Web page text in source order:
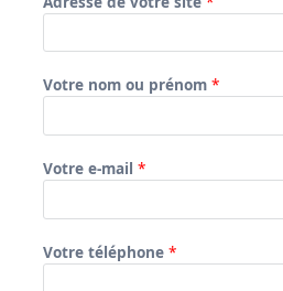
Votre nom ou prénom *
Votre e-mail *
Votre téléphone *